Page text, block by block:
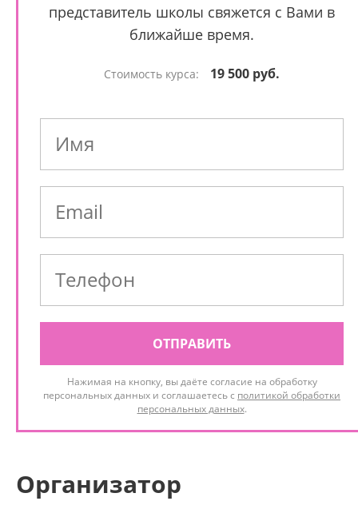
представитель школы свяжется с Вами в
ближайше время.
Стоимость курса: 19 500 руб.
ОТПРАВИТЬ
Нажимая на кнопку, вы даёте согласие на обработку
персональных данных и соглашаетесь с политикой обработки
персональных данных.
Организатор